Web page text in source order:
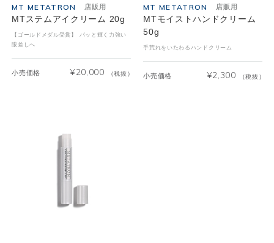
MT METATRON 店販用
MTステムアイクリーム 20g
【ゴールドメダル受賞】 パッと輝く力強い
眼差しへ
小売価格 ¥20,000 （税抜）
MT METATRON 店販用
MTモイストハンドクリーム
50g
手荒れをいたわるハンドクリーム
小売価格 ¥2,300 （税抜）